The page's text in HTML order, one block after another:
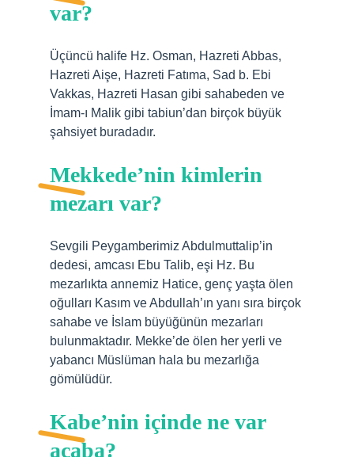
var?
Üçüncü halife Hz. Osman, Hazreti Abbas,
Hazreti Aişe, Hazreti Fatıma, Sad b. Ebi
Vakkas, Hazreti Hasan gibi sahabeden ve
İmam-ı Malik gibi tabiun’dan birçok büyük
şahsiyet buradadır.
Mekkede’nin kimlerin
mezarı var?
Sevgili Peygamberimiz Abdulmuttalip’in
dedesi, amcası Ebu Talib, eşi Hz. Bu
mezarlıkta annemiz Hatice, genç yaşta ölen
oğulları Kasım ve Abdullah’ın yanı sıra birçok
sahabe ve İslam büyüğünün mezarları
bulunmaktadır. Mekke’de ölen her yerli ve
yabancı Müslüman hala bu mezarlığa
gömülüdür.
Kabe’nin içinde ne var
acaba?